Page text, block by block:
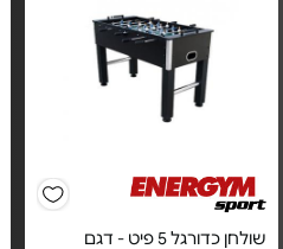
שולחן כדורגל 5 פיט - דגם